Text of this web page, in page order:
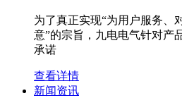
为了真正实现“为用户服务、
意”的宗旨，九电电气针对产
承诺
查看详情
新闻资讯